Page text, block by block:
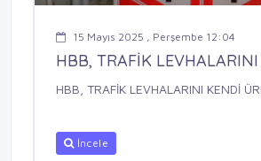
15 Mayıs 2025 , Perşembe 12:04
HBB, TRAFİK LEVHALARINI
HBB, TRAFİK LEVHALARINI KENDİ
İncele